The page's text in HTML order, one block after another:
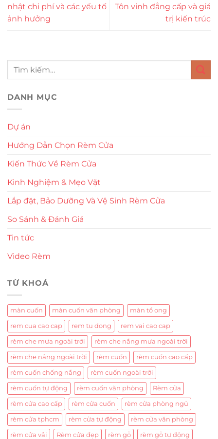
nhật chi phí và các yếu tố
ảnh hưởng
Tôn vinh đẳng cấp và giá
trị kiến trúc
DANH MỤC
Dự án
Hướng Dẫn Chọn Rèm Cửa
Kiến Thức Về Rèm Cửa
Kinh Nghiệm & Mẹo Vặt
Lắp đặt, Bảo Dưỡng Và Vệ Sinh Rèm Cửa
So Sánh & Đánh Giá
Tin tức
Video Rèm
TỪ KHOÁ
màn cuốn màn cuốn văn phòng màn tổ ong
rem cua cao cap rem tu dong rem vai cao cap
rèm che mưa ngoài trời rèm che nắng mưa ngoài trời
rèm che nắng ngoài trời rèm cuốn rèm cuốn cao cấp
rèm cuốn chống nắng rèm cuốn ngoài trời
rèm cuốn tự động rèm cuốn văn phòng Rèm cửa
rèm cửa cao cấp rèm cửa cuốn rèm cửa phòng ngủ
rèm cửa tphcm rèm cửa tự động rèm cửa văn phòng
rèm cửa vải Rèm cửa đẹp rèm gỗ rèm gỗ tự động